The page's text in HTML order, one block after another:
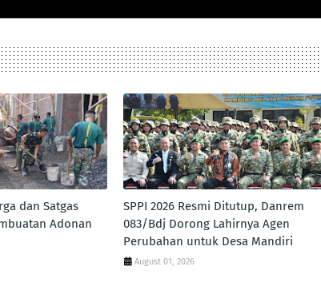
dan Satgas
Adonan
SPPI 2026 Resmi Ditutup, Danrem
083/Bdj Dorong Lahirnya Agen
Perubahan untuk Desa Mandiri
August 01, 2026